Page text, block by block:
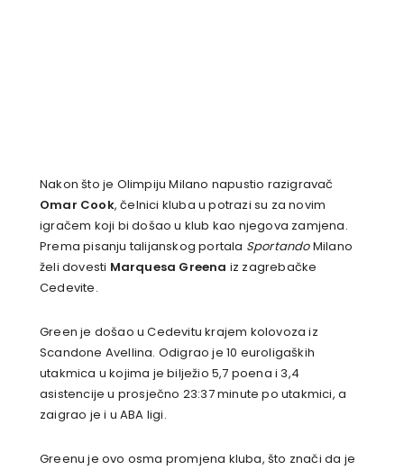
Nakon što je Olimpiju Milano napustio razigravač
Omar Cook, čelnici kluba u potrazi su za novim
igračem koji bi došao u klub kao njegova zamjena.
Prema pisanju talijanskog portala SportandoMilano
želi dovesti Marquesa Greena iz zagrebačke
Cedevite.
Green je došao u Cedevitu krajem kolovoza iz
Scandone Avellina. Odigrao je 10 euroligaških
utakmica u kojima je bilježio 5,7 poena i 3,4
asistencije u prosječno 23:37 minute po utakmici, a
zaigrao je i u ABA ligi.
Greenu je ovo osma promjena kluba, što znači da je